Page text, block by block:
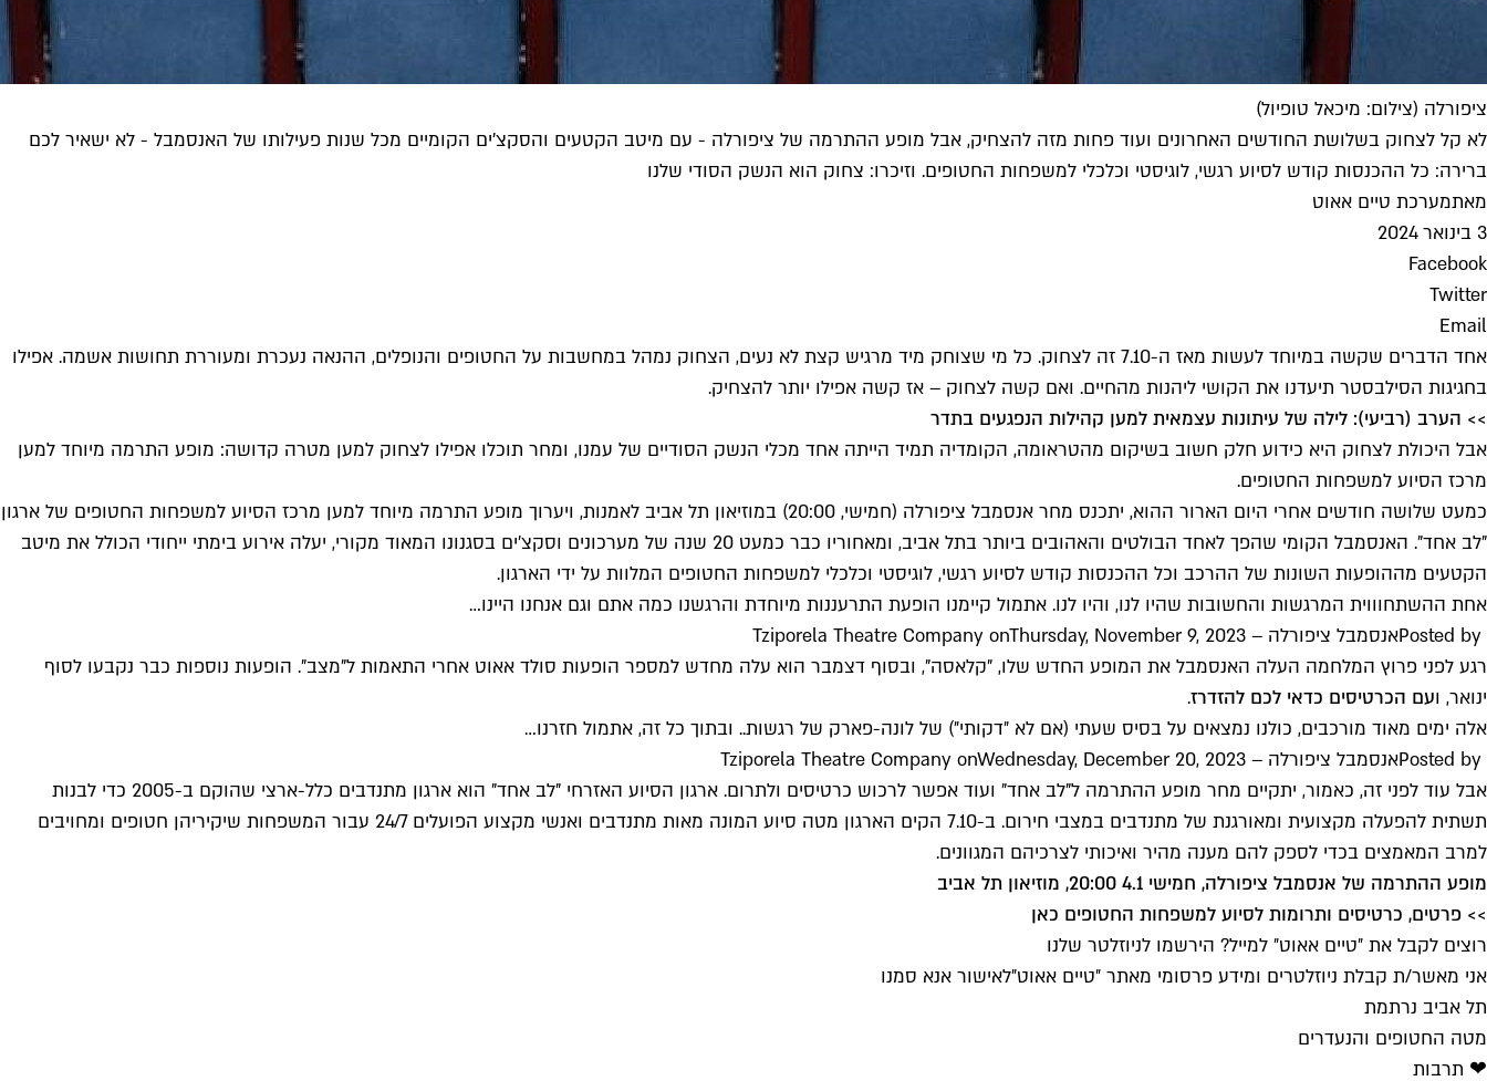
ציפורלה (צילום: מיכאל טופיול)
לא קל לצחוק בשלושת החודשים האחרונים ועוד פחות מזה להצחיק, אבל מופע ההתרמה של ציפורלה - עם מיטב הקטעים והסקצ'ים הקומיים מכל שנות פעילותו של האנסמבל - לא ישאיר לכם
ברירה: כל ההכנסות קודש לסיוע רגשי, לוגיסטי וכלכלי למשפחות החטופים. וזיכרו: צחוק הוא הנשק הסודי שלנו
מאתמערכת טיים אאוט
3 בינואר 2024
Facebook
Twitter
Email
אחד הדברים שקשה במיוחד לעשות מאז ה-7.10 זה לצחוק. כל מי שצוחק מיד מרגיש קצת לא נעים, הצחוק נמהל במחשבות על החטופים והנופלים, ההנאה נעכרת ומעוררת תחושות אשמה. אפילו
בחגיגות הסילבסטר תיעדנו את הקושי ליהנות מהחיים. ואם קשה לצחוק – אז קשה אפילו יותר להצחיק.
>> הערב (רביעי): לילה של עיתונות עצמאית למען קהילות הנפגעים בתדר
אבל היכולת לצחוק היא כידוע חלק חשוב בשיקום מהטראומה, הקומדיה תמיד הייתה אחד מכלי הנשק הסודיים של עמנו, ומחר תוכלו אפילו לצחוק למען מטרה קדושה: מופע התרמה מיוחד למען
מרכז הסיוע למשפחות החטופים.
כמעט שלושה חודשים אחרי היום הארור ההוא, יתכנס מחר אנסמבל ציפורלה (חמישי, 20:00) במוזיאון תל אביב לאמנות, ויערוך מופע התרמה מיוחד למען מרכז הסיוע למשפחות החטופים של ארגון
"לב אחד". האנסמבל הקומי שהפך לאחד הבולטים והאהובים ביותר בתל אביב, ומאחוריו כבר כמעט 20 שנה של מערכונים וסקצ'ים בסגנונו המאוד מקורי, יעלה אירוע בימתי ייחודי הכולל את מיטב
הקטעים מההופעות השונות של ההרכב וכל ההכנסות קודש לסיוע רגשי, לוגיסטי וכלכלי למשפחות החטופים המלוות על ידי הארגון.
אחת ההשתחוווית המרגשות והחשובות שהיו לנו, והיו לנו. אתמול קיימנו הופעת התרעננות מיוחדת והרגשנו כמה אתם וגם אנחנו היינו…
Posted by ‎אנסמבל ציפורלה – Tziporela Theatre Company ‎ onThursday, November 9, 2023
רגע לפני פרוץ המלחמה העלה האנסמבל את המופע החדש שלו, "קלאסה", ובסוף דצמבר הוא עלה מחדש למספר הופעות סולד אאוט אחרי התאמות ל"מצב". הופעות נוספות כבר נקבעו לסוף
ינואר, ועם הכרטיסים כדאי לכם להזדרז.
אלה ימים מאוד מורכבים, כולנו נמצאים על בסיס שעתי (אם לא ״דקותי״) של לונה-פארק של רגשות.. ובתוך כל זה, אתמול חזרנו…
Posted by ‎אנסמבל ציפורלה – Tziporela Theatre Company ‎ onWednesday, December 20, 2023
אבל עוד לפני זה, כאמור, יתקיים מחר מופע ההתרמה ל"לב אחד" ועוד אפשר לרכוש כרטיסים ולתרום. ארגון הסיוע האזרחי "לב אחד" הוא ארגון מתנדבים כלל-ארצי שהוקם ב-2005 כדי לבנות
תשתית להפעלה מקצועית ומאורגנת של מתנדבים במצבי חירום. ב-7.10 הקים הארגון מטה סיוע המונה מאות מתנדבים ואנשי מקצוע הפועלים 24/7 עבור המשפחות שיקיריהן חטופים ומחויבים
למרב המאמצים בכדי לספק להם מענה מהיר ואיכותי לצרכיהם המגוונים.
מופע ההתרמה של אנסמבל ציפורלה, חמישי 4.1 20:00, מוזיאון תל אביב
>> פרטים, כרטיסים ותרומות לסיוע למשפחות החטופים כאן
רוצים לקבל את ״טיים אאוט״ למייל? הירשמו לניוזלטר שלנו
אני מאשר/ת קבלת ניוזלטרים ומידע פרסומי מאתר ״טיים אאוט״לאישור אנא סמנו
תל אביב נרתמת
מטה החטופים והנעדרים
❤ תרבות